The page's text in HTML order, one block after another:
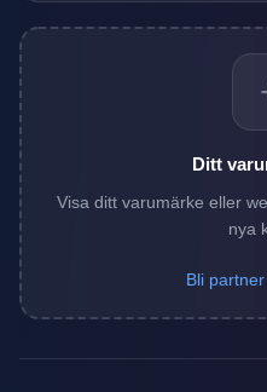
Ditt
Visa ditt varumärke eller
nya
Bli